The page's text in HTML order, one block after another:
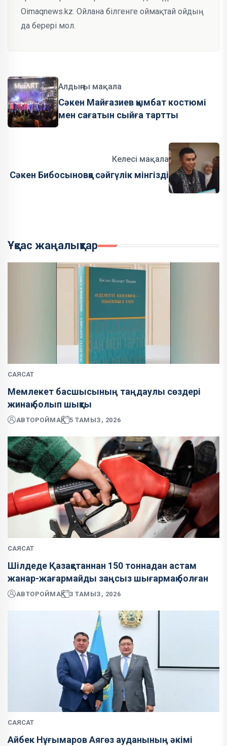
Oimaqnews.kz. Ойлана білгенге оймақтай ойдың
да берері мол.
Алдыңғы мақала
Сәкен Майғазиев қымбат костюмі
мен сағатын сыйға тартты
Келесі мақала
Сәкен Бибосыновқа сәйгүлік мінгізді
Ұқсас жаңалықтар
САЯСАТ
Мемлекет басшысының таңдаулы сөздері
жинақ болып шықты
АВТОРОЙМАҚ 5 ТАМЫЗ, 2026
САЯСАТ
Шілдеде Қазақстаннан 150 тоннадан астам
жанар-жағармайды заңсыз шығармақ болған
АВТОРОЙМАҚ 3 ТАМЫЗ, 2026
САЯСАТ
Айбек Нұғымаров Аягөз ауданының әкімі